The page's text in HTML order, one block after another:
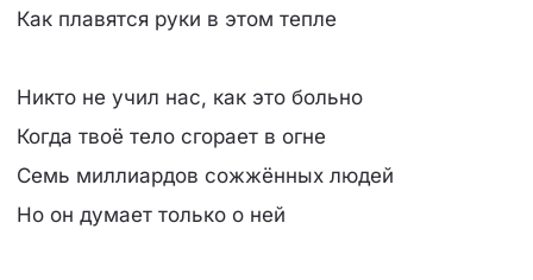
Как плавятся руки в этом тепле
Никто не учил нас, как это больно
Когда твоё тело сгорает в огне
Семь миллиардов сожжённых людей
Но он думает только о ней